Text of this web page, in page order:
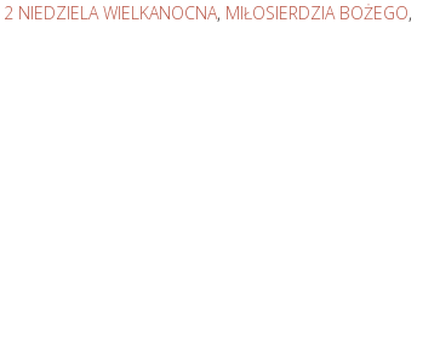
2 NIEDZIELA WIELKANOCNA, MIŁOSIERDZIA BOŻEGO,